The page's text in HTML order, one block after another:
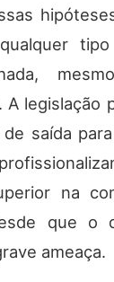
A legislação
de saída
na
que o
ameaça.